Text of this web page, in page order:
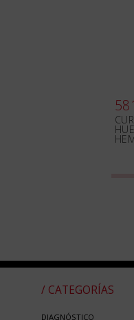
/ CATEGORÍAS
DIAGNÓSTICO